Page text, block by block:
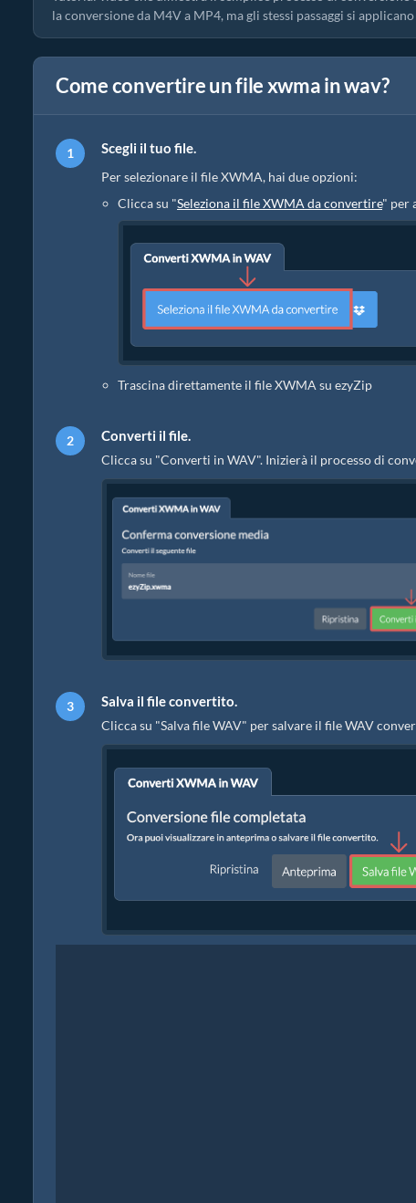
la conversione da M4V a MP4, ma gli stessi passaggi si
Come convertire un file xwma in wav?
Scegli il tuo file.
Per selezionare il file XWMA, hai due opzioni:
Clicca su "Seleziona il file XWMA da convertire" per
Trascina direttamente il file XWMA su ezyZip
Converti il file.
Clicca su "Converti in WAV". Inizierà il processo di
Salva il file convertito.
Clicca su "Salva file WAV" per salvare il file WAV